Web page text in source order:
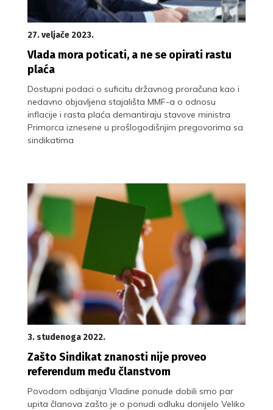
27. veljače 2023.
Vlada mora poticati, a ne se opirati rastu
plaća
Dostupni podaci o suficitu državnog proračuna kao i
nedavno objavljena stajališta MMF-a o odnosu
inflacije i rasta plaća demantiraju stavove ministra
Primorca iznesene u prošlogodišnjim pregovorima sa
sindikatima
3. studenoga 2022.
Zašto Sindikat znanosti nije proveo
referendum među članstvom
Povodom odbijanja Vladine ponude dobili smo par
upita članova zašto je o ponudi odluku donijelo Veliko